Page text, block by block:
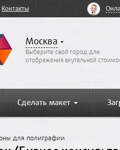
Контакты
Москва
Выберите свой город для
отображения акутальной
Сделать макет
для полиграфии